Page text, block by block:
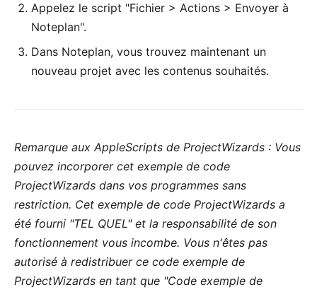
Appelez le script "Fichier > Actions > Envoyer à
Noteplan".
Dans Noteplan, vous trouvez maintenant un
nouveau projet avec les contenus souhaités.
Remarque aux AppleScripts de ProjectWizards : Vous
pouvez incorporer cet exemple de code
ProjectWizards dans vos programmes sans
restriction. Cet exemple de code ProjectWizards a
été fourni "TEL QUEL" et la responsabilité de son
fonctionnement vous incombe. Vous n'êtes pas
autorisé à redistribuer ce code exemple de
ProjectWizards en tant que "Code exemple de